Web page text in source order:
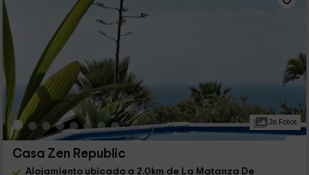
36 Fotos
Casa Zen Republic
Alojamiento ubicado a 2.0km de La Matanza De